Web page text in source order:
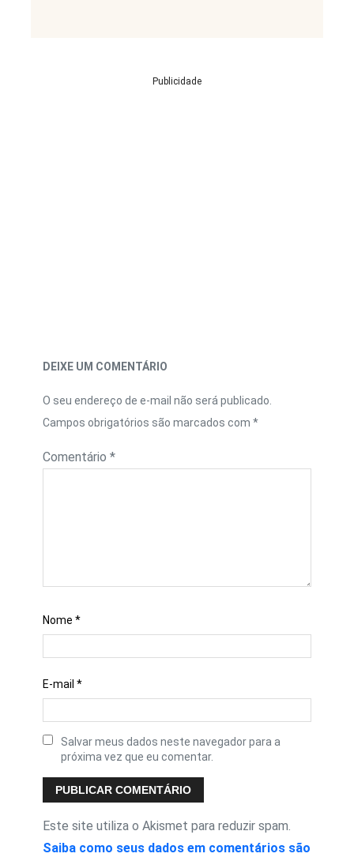
Publicidade
DEIXE UM COMENTÁRIO
O seu endereço de e-mail não será publicado.
Campos obrigatórios são marcados com *
Comentário *
Nome *
E-mail *
Salvar meus dados neste navegador para a
próxima vez que eu comentar.
Este site utiliza o Akismet para reduzir spam.
Saiba como seus dados em comentários são